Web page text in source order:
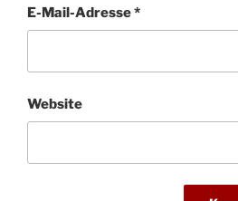
E-Mail-Adresse*
Website